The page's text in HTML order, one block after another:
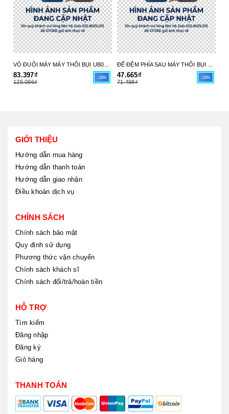
83.397₫
125.096₫
-33% 47.665₫
71.498₫
-33%
GIỚI THIỆU
Hướng dẫn mua hàng
Hướng dẫn thanh toán
Hướng dẫn giao nhận
Điều khoản dịch vụ
CHÍNH SÁCH
Chính sách bảo mật
Quy định sử dụng
Phương thức vận chuyển
Chính sách khách sĩ
Chính sách đổi/trả/hoàn tiền
HỖ TRỢ
Tìm kiếm
Đăng nhập
Đăng ký
Giỏ hàng
THANH TOÁN